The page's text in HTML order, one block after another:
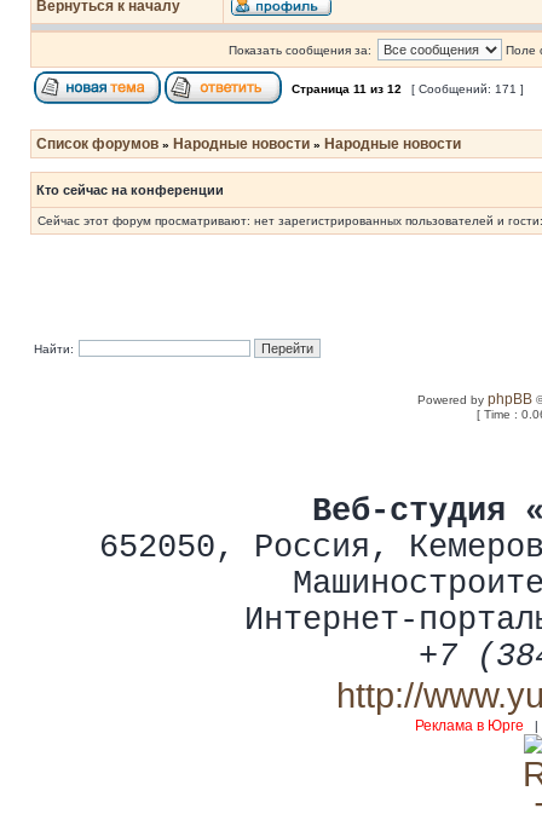
Вернуться к началу
Показать сообщения за: Поле
Страница 11 из 12 [ Сообщений: 171 ]
Список форумов » Народные новости » Народные новости
Кто сейчас на конференции
Сейчас этот форум просматривают: нет зарегистрированных пользователей и
Найти:
Powered byphpBB
[ Time :
Веб-студия
652050, Россия ,
Интернет-
+7
http://
Реклама в Юрге